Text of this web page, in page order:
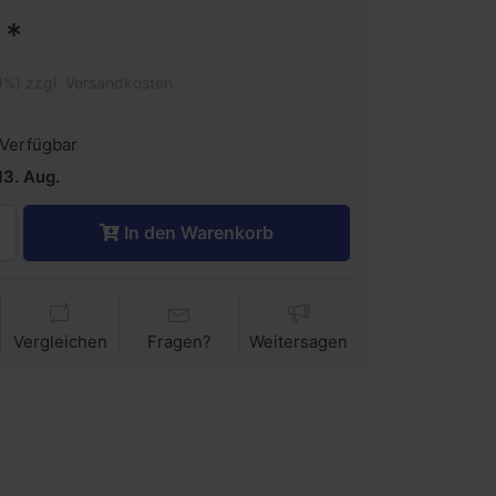
*
Aug.
In den Warenkorb
Vergleichen Fragen? Weitersagen